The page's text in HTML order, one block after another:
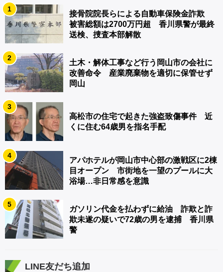
1
接骨院院長らによる自動車保険金詐欺
被害総額は2700万円超 香川県警が最終
送検、捜査本部解散
2
土木・解体工事など行う岡山市の会社に
改善命令 産業廃棄物を適切に保管せず
岡山
3
高松市の住宅で起きた強盗致傷事件 近
くに住む64歳男を指名手配
4
アパホテルが岡山市中心部の激戦区に2棟
目オープン 市街地を一望のプールに大
浴場…非日常感を意識
5
ガソリン代金を払わずに給油 詐欺と詐
欺未遂の疑いで72歳の男を逮捕 香川県
警
LINE友だち追加